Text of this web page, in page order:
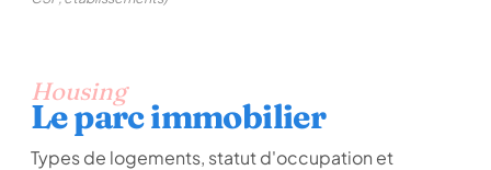
Housing
Le parc immobilier
Types de logements, statut d'occupation et